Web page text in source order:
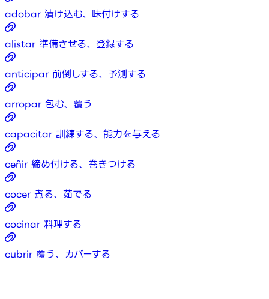
adobar 漬け込む、味付けする
alistar 準備させる、登録する
anticipar 前倒しする、予測する
arropar 包む、覆う
capacitar 訓練する、能力を与える
ceñir 締め付ける、巻きつける
cocer 煮る、茹でる
cocinar 料理する
cubrir 覆う、カバーする